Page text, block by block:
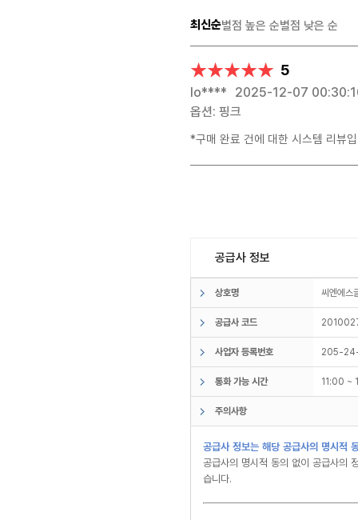
최신순별점 높은 순별점 낮은 순
★★★★★
★★★★★ 5
lo**** 2025-12-07
옵션: 핑크
*구매 완료 건에 대한 시스템 리뷰
공급사 정보
상호명 씨엔에
공급사 코드
사업자 등록번호 205-
통화 가능 시간 11:00
주의사항
공급사 정보는 해당 공급사의 명시적
공급사의 명시적 동의 없이 공급사의
습니다.